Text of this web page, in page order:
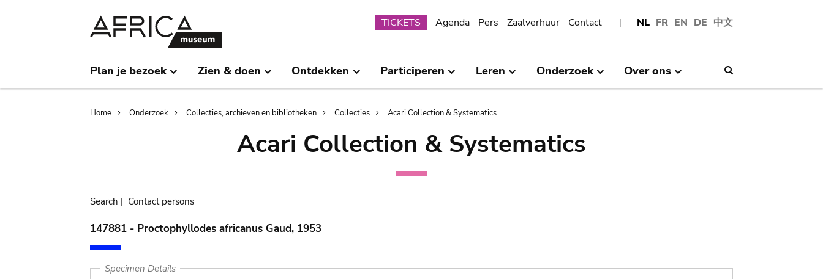
NL FR EN DE 中文
Submenu
TICKETS Agenda Pers Zaalverhuur Contact
Plan je bezoek Zien & doen Ontdekken Participeren Leren Onderzoek Over ons
Breadcrumb
Home Onderzoek Collecties, archieven en bibliotheken Collecties Acari Collection & Systematics
Acari Collection & Systematics
Search | Contact persons
147881 - Proctophyllodes africanus Gaud, 1953
Specimen Details